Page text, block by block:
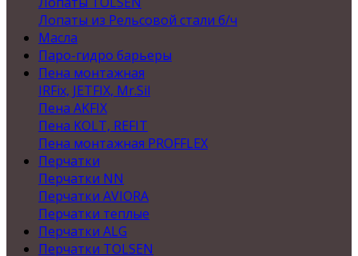
Лопаты из Рельсовой стали б/ч
Масла
Паро-гидро барьеры
Пена монтажная
IRFix, JETFIX, Mr.Sil
Пена AKFIX
Пена KOLT, REFIT
Пена монтажная PROFFLEX
Перчатки
Перчатки NN
Перчатки AVIORA
Перчатки теплые
Перчатки ALG
Перчатки TOLSEN